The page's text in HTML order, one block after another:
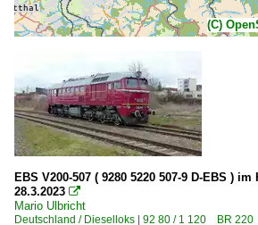
(C)
EBS V200-507 ( 9280 5220 507-9 D-EBS )
28.3.2023 
Mario Ulbricht
Deutschland / Dieselloks | 92 80 / 1 120 BR